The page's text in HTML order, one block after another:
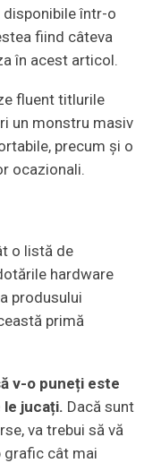
într-o
fiind câteva
în acest articol.
fluent titlurile
un monstru masiv
precum și o
ocazionali.
o listă de
hardware
produsului
primă
v-o puneți este
le jucați. Dacă sunt
va trebui să vă
grafic cât mai